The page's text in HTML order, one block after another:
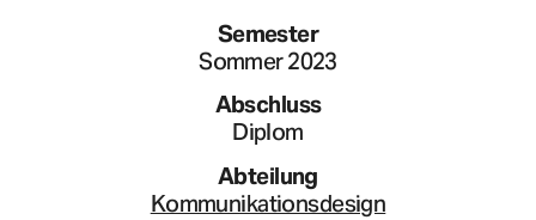
Semester
Sommer 2023
Abschluss
Diplom
Abteilung
Kommunikationsdesign